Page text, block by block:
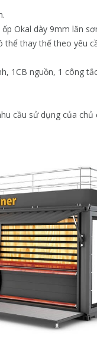
Okal dày 9mm lăn
thể thay thế theo yêu
1CB nguồn, 1 công
cầu sử dụng của chủ